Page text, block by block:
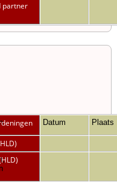
partner
Datum Plaats